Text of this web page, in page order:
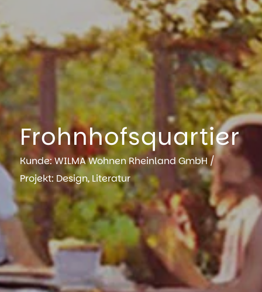
Frohnhofsquartier
Kunde: WILMA Wohnen Rheinland GmbH /
Projekt: Design, Literatur